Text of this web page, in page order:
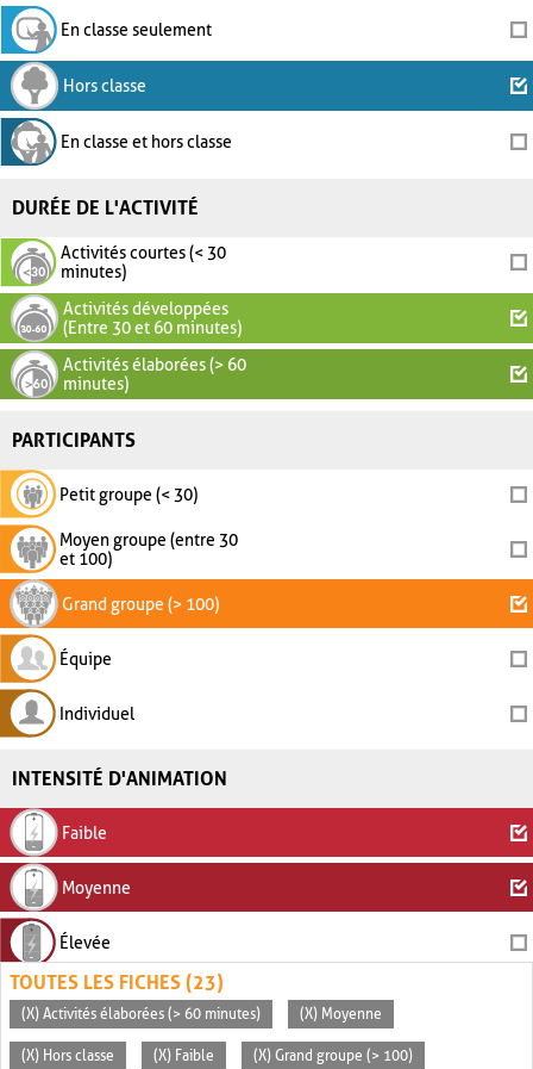
En classe seulement
Hors classe
En classe et hors classe
DURÉE DE L'ACTIVITÉ
Activités courtes (< 30
minutes)
Activités développées
(Entre 30 et 60 minutes)
Activités élaborées (> 60
minutes)
PARTICIPANTS
Petit groupe (< 30)
Moyen groupe (entre 30
et 100)
Grand groupe (> 100)
Équipe
Individuel
INTENSITÉ D'ANIMATION
Faible
Moyenne
Élevée
TOUTES LES FICHES (23)
(X) Activités élaborées (> 60 minutes) (X) Moyenne
(X) Hors classe (X) Faible (X) Grand groupe (> 100)